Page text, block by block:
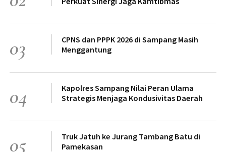
03
CPNS dan PPPK 2026 di Sampang Masih
Menggantung
04
Kapolres Sampang Nilai Peran Ulama
Strategis Menjaga Kondusivitas Daerah
05
Truk Jatuh ke Jurang Tambang Batu di
Pamekasan